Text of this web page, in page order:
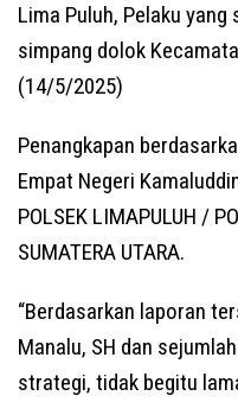
Lima Puluh, Pelaku
simpang dolok
(14/5/2025)
Penangkapan
Empat Negeri
POLSEK LIMAPULUH /
SUMATERA UTARA.
“Berdasarkan laporan
Manalu, SH dan
strategi, tidak begitu